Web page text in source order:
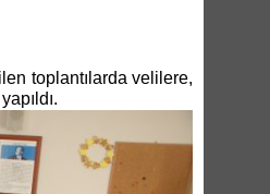
toplantılarda velilere,